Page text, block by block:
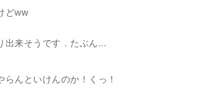
どww
出来そうです．たぶん...
んといけんのか！くっ！